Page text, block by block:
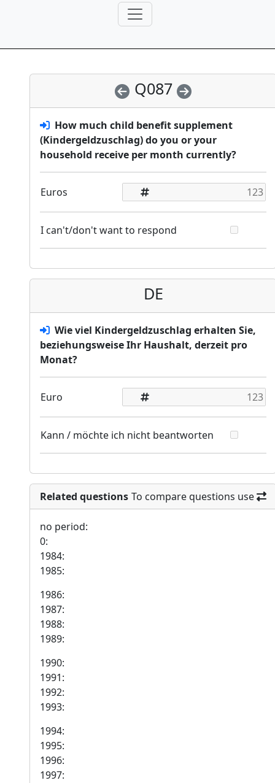
Q087
How much child benefit supplement
(Kindergeldzuschlag) do you or your
household receive per month currently?
Euros
I can't/don't want to respond
DE
Wie viel Kindergeldzuschlag erhalten Sie,
beziehungsweise Ihr Haushalt, derzeit pro
Monat?
Euro
Kann / möchte ich nicht beantworten
Related questions To compare questions use
no period:
0:
1984:
1985:
1986:
1987:
1988:
1989:
1990:
1991:
1992:
1993:
1994:
1995:
1996:
1997: